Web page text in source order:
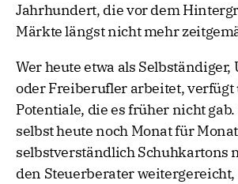
Jahrhundert, die vor dem
Märkte längst nicht mehr
Wer heute etwa als
oder Freiberufler arbeitet, verfügt
Potentiale, die es früher nicht
selbst heute noch Monat für
selbstverständlich Schuhkartons
den Steuerberater